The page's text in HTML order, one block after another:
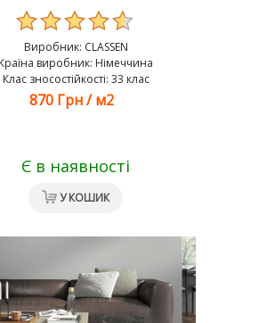
Виробник: CLASSEN
Країна виробник: Німеччина
Клас зносостійкості: 33 клас
870 Грн /м2
Є в наявності
У КОШИК